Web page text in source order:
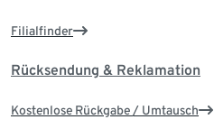
Filialfinder
Rücksendung & Reklamation
Kostenlose Rückgabe / Umtausch